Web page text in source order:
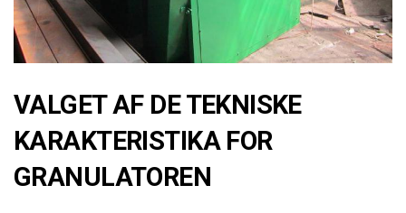
VALGET AF DE TEKNISKE
KARAKTERISTIKA FOR
GRANULATOREN